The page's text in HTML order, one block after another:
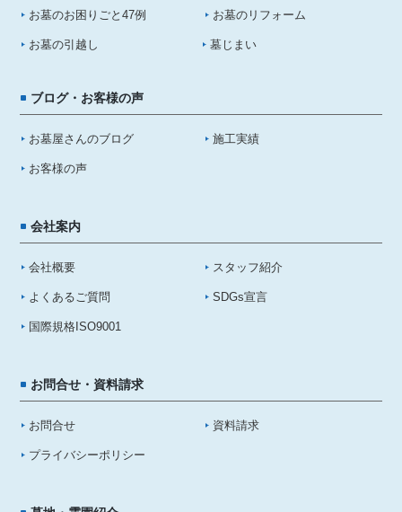
お墓のお困りごと47例 お墓のリフォーム
お墓の引越し 墓じまい
ブログ・お客様の声
お墓屋さんのブログ 施工実績
お客様の声
会社案内
会社概要 スタッフ紹介
よくあるご質問 SDGs宣言
国際規格ISO9001
お問合せ・資料請求
お問合せ 資料請求
プライバシーポリシー